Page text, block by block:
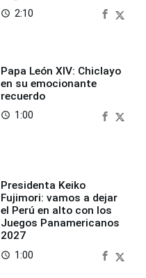
access_time 2:10
Papa León XIV: Chiclayo
en su emocionante
recuerdo
access_time 1:00
Presidenta Keiko
Fujimori: vamos a dejar
el Perú en alto con los
Juegos Panamericanos
2027
access_time 1:00